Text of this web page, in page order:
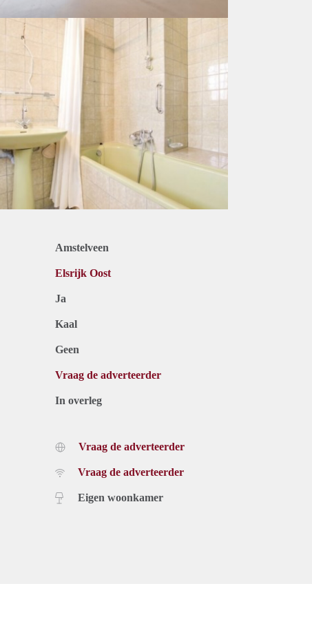
Amstelveen
Elsrijk Oost
Ja
Kaal
Geen
Vraag de adverteerder
In overleg
Vraag de adverteerder
Vraag de adverteerder
Eigen woonkamer